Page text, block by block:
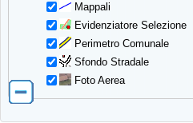
Mappali
Evidenziatore Selezione
Perimetro Comunale
Sfondo Stradale
Foto Aerea